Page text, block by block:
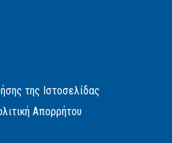
της Ιστοσελίδας
Απορρήτου